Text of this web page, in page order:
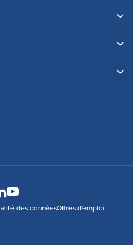
des donnéesOffres d’emploi